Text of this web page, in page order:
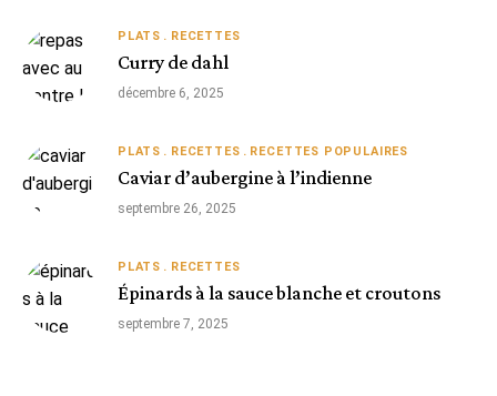
PLATS RECETTES
Curry de dahl
décembre 6, 2025
PLATS RECETTES RECETTES POPULAIRES
Caviar d’aubergine à l’indienne
septembre 26, 2025
PLATS RECETTES
Épinards à la sauce blanche et croutons
septembre 7, 2025